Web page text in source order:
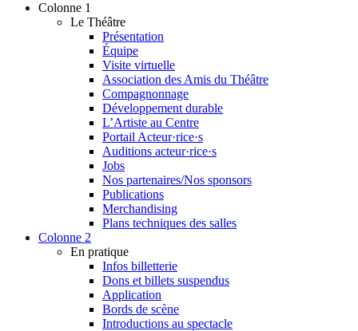
Colonne 1
Le Théâtre
Présentation
Équipe
Visite virtuelle
Association des Amis du Théâtre
Compagnonnage
Développement durable
L’Artiste au Centre
Portail Acteur·rice·s
Auditions acteur·rice·s
Jobs
Nos partenaires/Nos sponsors
Publications
Merchandising
Plans techniques des salles
Colonne 2
En pratique
Infos billetterie
Dons et billets suspendus
Application
Bords de scène
Introductions au spectacle